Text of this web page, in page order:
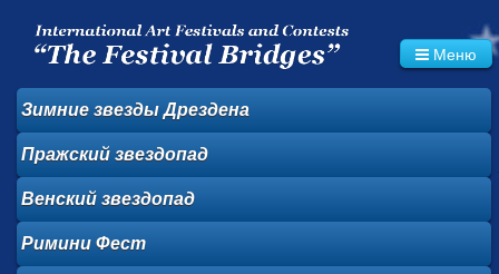
Меню
Зимние звездыДрездена
Пражскийзвездопад
Венский звездопад
Римини Фест